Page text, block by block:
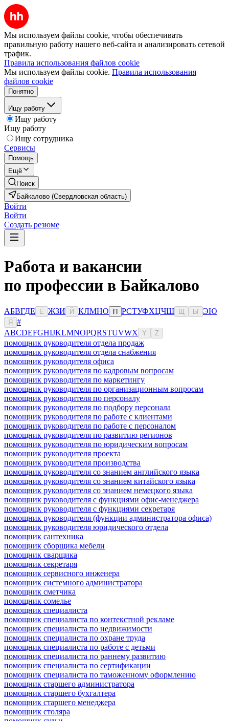
Мы используем файлы cookie, чтобы обеспечивать
правильную работу нашего веб-сайта и анализировать сетевой
трафик.
Правила использования файлов cookie
Мы используем файлы cookie. Правила использования
файлов cookie
Понятно
Ищу работу
Ищу работу
Ищу работу
Ищу сотрудника
Сервисы
Помощь
Ещё
Поиск
Байкалово (Свердловская область)
Войти
Войти
Создать резюме
Работа и вакансии
по профессии в Байкалово
АБВГДЕ Ё ЖЗИ Й КЛМНО П РСТУФХЦЧШ Ы ЭЮ
Я
#
ABCDEFGHIJKLMNOPQRSTUVWX Y Z
помощник руководителя отдела продаж
помощник руководителя отдела снабжения
помощник руководителя офиса
помощник руководителя по кадровым вопросам
помощник руководителя по маркетингу
помощник руководителя по организационным вопросам
помощник руководителя по персоналу
помощник руководителя по подбору персонала
помощник руководителя по работе с клиентами
помощник руководителя по работе с персоналом
помощник руководителя по развитию регионов
помощник руководителя по юридическим вопросам
помощник руководителя проекта
помощник руководителя производства
помощник руководителя со знанием английского языка
помощник руководителя со знанием китайского языка
помощник руководителя со знанием немецкого языка
помощник руководителя с функциями офис-менеджера
помощник руководителя с функциями секретаря
помощник руководителя (функции администратора офиса)
помощник руководителя юридического отдела
помощник сантехника
помощник сборщика мебели
помощник сварщика
помощник секретаря
помощник сервисного инженера
помощник системного администратора
помощник сметчика
помощник сомелье
помощник специалиста
помощник специалиста по контекстной рекламе
помощник специалиста по недвижимости
помощник специалиста по охране труда
помощник специалиста по работе с детьми
помощник специалиста по раннему развитию
помощник специалиста по сертификации
помощник специалиста по таможенному оформлению
помощник старшего администратора
помощник старшего бухгалтера
помощник старшего менеджера
помощник столяра